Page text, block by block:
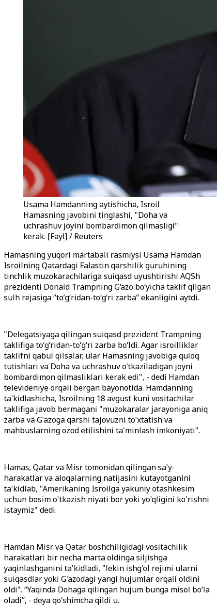
Usama Hamdanning aytishicha, Isroil
Hamasning javobini tinglashi, "Doha va
uchrashuv joyini bombardimon qilmasligi"
kerak. [Fayl] / Reuters
Hamasning yuqori martabali rasmiysi Usama Hamdan
Isroilning Qatardagi Falastin qarshilik guruhining
tinchlik muzokarachilariga suiqasd uyushtirishi AQSh
prezidenti Donald Trampning G‘azo bo‘yicha taklif qilgan
sulh rejasiga “to‘g‘ridan-to‘g‘ri zarba” ekanligini aytdi.
"Delegatsiyaga qilingan suiqasd prezident Trampning
taklifiga to‘g‘ridan-to‘g‘ri zarba bo‘ldi. Agar isroilliklar
taklifni qabul qilsalar, ular Hamasning javobiga quloq
tutishlari va Doha va uchrashuv o‘tkaziladigan joyni
bombardimon qilmasliklari kerak edi", - dedi Hamdan
televideniye orqali bergan bayonotida. Hamdanning
ta'kidlashicha, Isroilning 18 avgust kuni vositachilar
taklifiga javob bermagani "muzokaralar jarayoniga aniq
zarba va G'azoga qarshi tajovuzni to'xtatish va
mahbuslarning ozod etilishini ta'minlash imkoniyati".
Hamas, Qatar va Misr tomonidan qilingan sa'y-
harakatlar va aloqalarning natijasini kutayotganini
ta'kidlab, "Amerikaning Isroilga yakuniy otashkesim
uchun bosim o'tkazish niyati bor yoki yo'qligini ko'rishni
istaymiz" dedi.
Hamdan Misr va Qatar boshchiligidagi vositachilik
harakatlari bir necha marta oldinga siljishga
yaqinlashganini ta'kidladi, "lekin ishg'ol rejimi ularni
suiqasdlar yoki G'azodagi yangi hujumlar orqali oldini
oldi". “Yaqinda Dohaga qilingan hujum bunga misol boʻla
oladi”, - deya qoʻshimcha qildi u.